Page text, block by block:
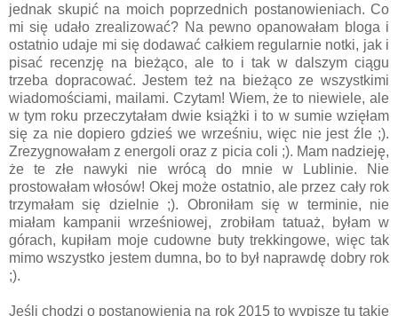
jednak skupić na moich poprzednich postanowieniach. Co
mi się udało zrealizować? Na pewno opanowałam bloga i
ostatnio udaje mi się dodawać całkiem regularnie notki, jak i
pisać recenzję na bieżąco, ale to i tak w dalszym ciągu
trzeba dopracować. Jestem też na bieżąco ze wszystkimi
wiadomościami, mailami. Czytam! Wiem, że to niewiele, ale
w tym roku przeczytałam dwie książki i to w sumie wzięłam
się za nie dopiero gdzieś we wrześniu, więc nie jest źle ;).
Zrezygnowałam z energoli oraz z picia coli ;). Mam nadzieję,
że te złe nawyki nie wrócą do mnie w Lublinie. Nie
prostowałam włosów! Okej może ostatnio, ale przez cały rok
trzymałam się dzielnie ;). Obroniłam się w terminie, nie
miałam kampanii wrześniowej, zrobiłam tatuaż, byłam w
górach, kupiłam moje cudowne buty trekkingowe, więc tak
mimo wszystko jestem dumna, bo to był naprawdę dobry rok
;).
Jeśli chodzi o postanowienia na rok 2015 to wypiszę tu takie